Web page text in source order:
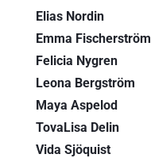
Elias Nordin
Emma Fischerström
Felicia Nygren
Leona Bergström
Maya Aspelod
TovaLisa Delin
Vida Sjöquist